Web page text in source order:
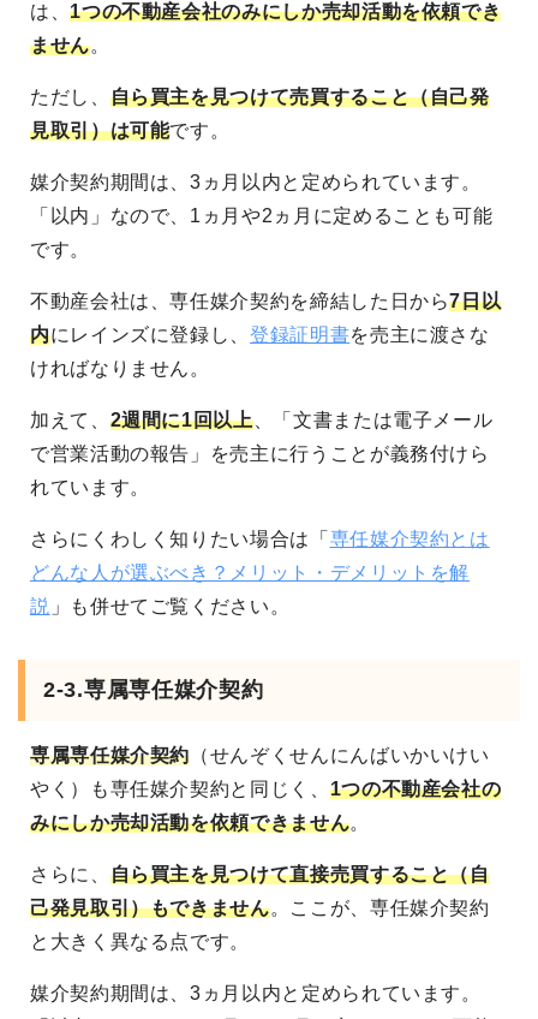
は、1つの不動産会社のみにしか売却活動を依頼でき
ません。
ただし、 自ら買主を見つけて売買すること（自己発
見取引）は可能です。
媒介契約期間は、3ヵ月以内と定められています。
「以内」なので、1ヵ月や2ヵ月に定めることも可能
です。
不動産会社は、専任媒介契約を締結した日から7日以
内にレインズに登録し、登録証明書を売主に渡さな
ければなりません。
加えて、 2週間に1回以上、「文書または電子メール
で営業活動の報告」を売主に行うことが義務付けら
れています。
さらにくわしく知りたい場合は「 専任媒介契約とは
どんな人が選ぶべき？メリット・デメリットを解
説 」も併せてご覧ください。
2-3.専属専任媒介契約
専属専任媒介契約 （せんぞくせんにんばいかいけい
やく）も専任媒介契約と同じく、 1つの不動産会社の
みにしか売却活動を依頼できません。
さらに、 自ら買主を見つけて直接売買すること（自
己発見取引）もできません。ここが、専任媒介契約
と大きく異なる点です。
媒介契約期間は、3ヵ月以内と定められています。